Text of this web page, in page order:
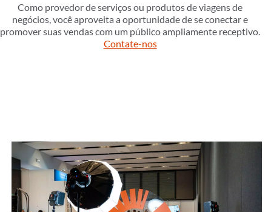
Como provedor de serviços ou produtos de viagens de
negócios, você aproveita a oportunidade de se conectar e
promover suas vendas com um público ampliamente receptivo.
Contate-nos